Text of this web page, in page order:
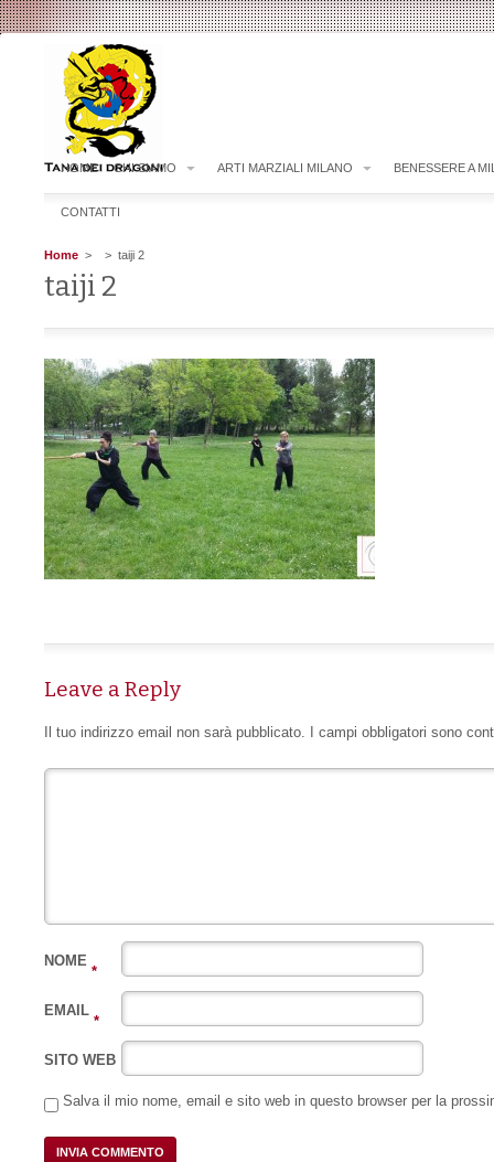
HOME CHI SIAMO ARTI MARZIALI MILANO BENESSERE A
CONTATTI
Home > > taiji 2
taiji 2
Leave a Reply
Il tuo indirizzo email non sarà pubblicato. I campi obbligatori sono
NOME
*
EMAIL
*
SITO WEB
Salva il mio nome, email e sito web in questo browser per la